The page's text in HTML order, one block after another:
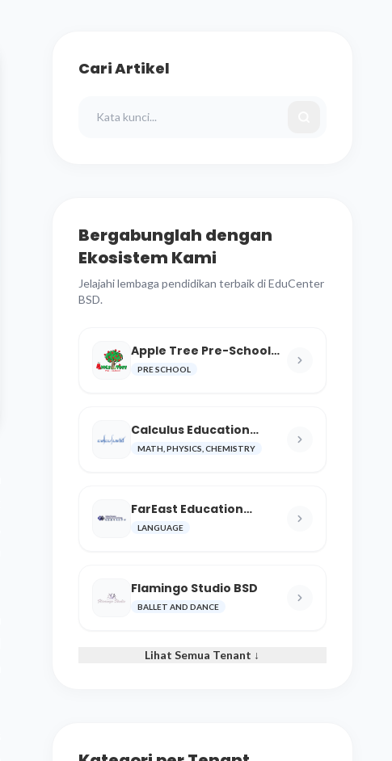
Cari Artikel
Bergabunglah dengan
Ekosistem Kami
Jelajahi lembaga pendidikan terbaik di EduCenter
BSD.
Apple Tree Pre-School
BSD
PRE SCHOOL
Calculus Education
Center
MATH, PHYSICS, CHEMISTRY
FarEast Education
Language and Cultural
Center
LANGUAGE
Flamingo Studio BSD
BALLET AND DANCE
Lihat Semua Tenant ↓